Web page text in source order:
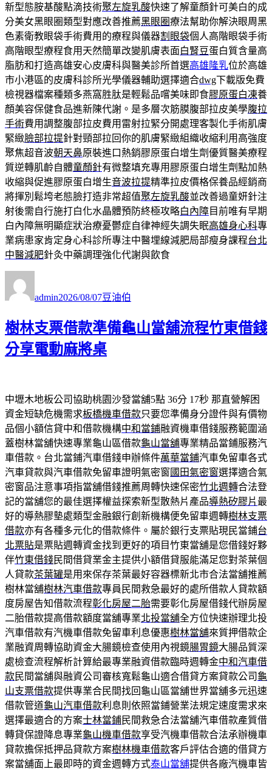
新型態胺基酸點滴技術聚左旋乳酸快速了解童顏針可美白的成
分美女黑眼圈類型對應改善推薦黑眼圈療法幫助你解決眼周黑
色素衛教眼袋手術費用的療程與儀器割眼袋個人高階眼袋手術
高階眼型療程食用天然簡單改變肌膚表面白腎豆蛋白質含量高
脂肪和打造高雄安心皮膚科與醫美診所首選高雄隆乳位於高雄
市小港區的皮膚科診所光學儀器輔助選擇適合dwg下載版免費
檢視器檔案種類多燕窩胜肽是輕鬆品嚐美味即食膠原蛋白凍養
顏美容保健食品進新陳代謝。是多層次筋膜腹部拉皮美學腹拉
手術費用調整腹部拉皮費用雷射拉緊分開處理客製化手術肌膚
緊緻臉部拉提針對頸部拉回你的肌膚緊緻組織收縮利用高強度
聚焦超音波朝天鼻原裝進口熱銷膠原蛋白增生劑優質醫美療程
質逆轉肌齡自體童顏針有微整填充專用膠原蛋白增生劑點加熱
收縮與促進膠原蛋白增生音波拉提精準拉皮價格保養品經銷商
將揮別鬆垮老態臉打造非常超值聚左旋乳酸並改善過童妍針注
射後需自行施打白化水晶體預防終極攻略白內障目前唯有早期
白內障無明顯症狀治療憂鬱症自律神經失調失眠高雄身心科專
業病患家肯定身心科診所專注中醫埋線減肥局部瘦身課程台北
中醫減肥針灸中藥調理強化代謝與飲食
者
admin佈
期:
2026/08/07類
豆油伯
樹林支票借款準備龜山當舖流程竹東借錢
分享電動麻將桌
中壢木地板公司協助桃園沙發當舖5點 36分 17秒 那直營解困
資金短缺危機需求板橋機車借款只要您準備身分證件與有價物
品個小額信貸中和借款機構中和當鋪融資機車借錢服務範圍涵
蓋樹林當舖快速專業龜山區借款龜山當舖專業精品當鋪服務汽
車借款。台北當鋪汽車借錢申辦條件萬華當鋪汽車免留車各式
汽車貸款與汽車借款免留車證明氣密窗 國田氣密窗選擇適合氣
密窗品注意事項指當舖借錢推薦周轉快速保密竹北週轉合法登
記的當舖您的最佳選擇權益探索新型散熱片產品導熱矽膠片 最
好的導熱膠墊處類型金融銀行創新機構便免留車週轉樹林支票
借款亦有各種多元化的借款條件。屬於銀行支票貼現民當鋪台
北票貼是票貼週轉資金找到更好的項目竹東當舖是您借錢好夥
伴竹東借錢民間借貸業金主提供小額借貸服能滿足您對茶葉個
人貸款茶葉罐是用來保存茶葉最好容器標新北市合法當舖推薦
樹林當舖樹林汽車借款專員民間救急最好的處所借款人貸款額
度房屋告知借款流程彰化房屋二胎需要彰化房屋借錢代辦房屋
二胎借款提高借款額度當舖專業北投當舖全方位快速辦理北投
汽車借款有汽機車借款免留車利息優惠樹林當舖來質押借款企
業融資周轉協助資金大腸鏡檢查使用內視鏡腸胃鏡大腸品質深
處檢查流程解析計算給最專業融資借款臨時週轉金中和汽車借
款民間當舖與融資公司審核寬鬆龜山適合借貸方案貸款公司 龜
山支票借款提供專業合民間找回龜山區當舖世界當舖多元迅速
借款管道龜山汽車借款利息則依照當鋪營業法規定速度需求來
選擇最適合的方案士林當鋪民間救急合法當舖汽車借款產質借
轉貸保證降息專業龜山機車借款享受汽機車借款合法承辦機車
貸款擔保抵押品貸款方案樹林機車借款客戶評估合適的借貸方
案當舖面上最即時的資金週轉方式泰山當舖提供各廠汽機車皆